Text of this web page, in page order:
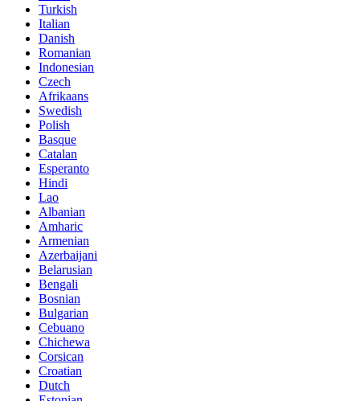
Turkish
Italian
Danish
Romanian
Indonesian
Czech
Afrikaans
Swedish
Polish
Basque
Catalan
Esperanto
Hindi
Lao
Albanian
Amharic
Armenian
Azerbaijani
Belarusian
Bengali
Bosnian
Bulgarian
Cebuano
Chichewa
Corsican
Croatian
Dutch